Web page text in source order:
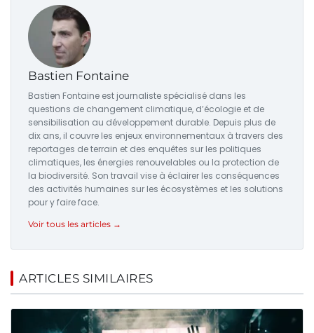
Bastien Fontaine
Bastien Fontaine est journaliste spécialisé dans les
questions de changement climatique, d’écologie et de
sensibilisation au développement durable. Depuis plus de
dix ans, il couvre les enjeux environnementaux à travers des
reportages de terrain et des enquêtes sur les politiques
climatiques, les énergies renouvelables ou la protection de
la biodiversité. Son travail vise à éclairer les conséquences
des activités humaines sur les écosystèmes et les solutions
pour y faire face.
Voir tous les articles →
ARTICLES SIMILAIRES